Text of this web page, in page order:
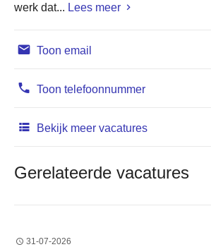
werk dat... Lees meer
Toon email
Toon telefoonnummer
Bekijk meer vacatures
Gerelateerde vacatures
31-07-2026